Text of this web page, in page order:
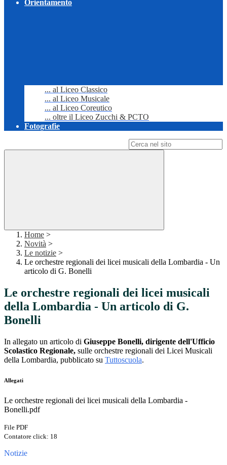
Orientamento
... al Liceo Classico
... al Liceo Musicale
... al Liceo Coreutico
... oltre il Liceo Zucchi & PCTO
Fotografie
Home >
Novità >
Le notizie >
Le orchestre regionali dei licei musicali della Lombardia - Un
articolo di G. Bonelli
Le orchestre regionali dei licei musicali
della Lombardia - Un articolo di G.
Bonelli
In allegato un articolo di Giuseppe Bonelli, dirigente dell'Ufficio
Scolastico Regionale, sulle orchestre regionali dei Licei Musicali
della Lombardia, pubblicato su Tuttoscuola.
Allegati
Le orchestre regionali dei licei musicali della Lombardia -
Bonelli.pdf
File PDF
Contatore click: 18
Notizie